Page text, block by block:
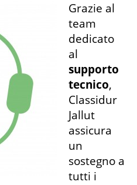
Grazie al
team
dedicato
al
supporto
tecnico,
Classidur
Jallut
assicura
un
sostegno a
tutti i